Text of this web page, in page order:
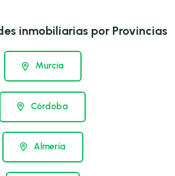
inmobiliarias por Provincias
Murcia
Córdoba
Almería